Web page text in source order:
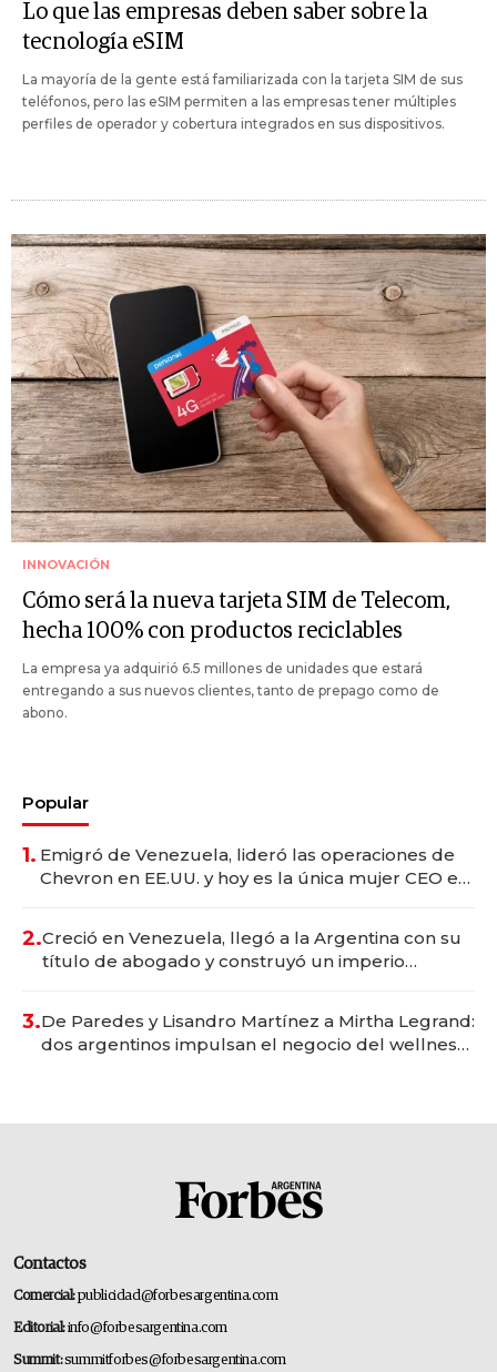
Lo que las empresas deben saber sobre la
tecnología eSIM
La mayoría de la gente está familiarizada con la tarjeta SIM de sus
teléfonos, pero las eSIM permiten a las empresas tener múltiples
perfiles de operador y cobertura integrados en sus dispositivos.
INNOVACIÓN
Cómo será la nueva tarjeta SIM de Telecom,
hecha 100% con productos reciclables
La empresa ya adquirió 6.5 millones de unidades que estará
entregando a sus nuevos clientes, tanto de prepago como de
abono.
Popular
1. Emigró de Venezuela, lideró las operaciones de
Chevron en EE.UU. y hoy es la única mujer CEO en
2.Creció en Venezuela, llegó a la Argentina con su
título de abogado y construyó un imperio
3.De Paredes y Lisandro Martínez a Mirtha Legrand:
dos argentinos impulsan el negocio del wellness
Contactos
Comercial:publicidad@forbesargentina.com
Editorial:info@forbesargentina.com
Summit:summitforbes@forbesargentina.com